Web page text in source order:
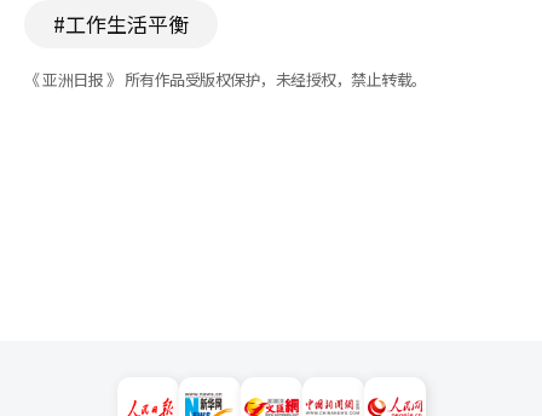
#工作生活平衡
《 亚洲日报 》 所有作品受版权保护，未经授权，禁止转载。